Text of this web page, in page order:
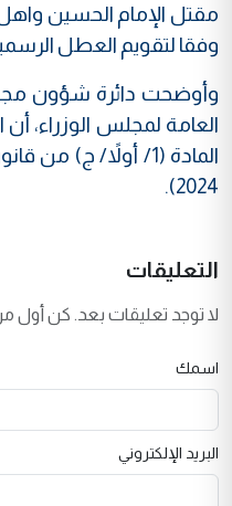
مقتل الإمام الحسين
وفقا لتقويم العطل
وأوضحت دائرة شؤون
العامة لمجلس الوزراء،
2024).
التعليقات
لا توجد تعليقات بعد. كن أول
اسمك
البريد الإلكتروني